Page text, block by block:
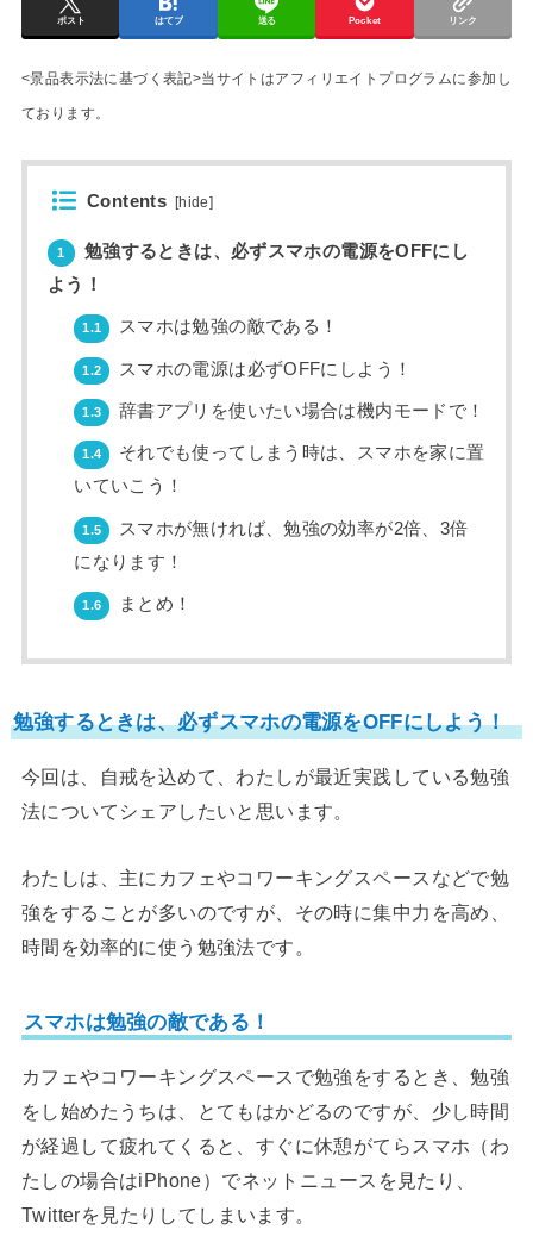
ポスト はてブ 送る Pocket リンク
<景品表示法に基づく表記>当サイトはアフィリエイトプログラムに参加し
ております。
Contents [hide]
1
勉強するときは、必ずスマホの電源をOFFにし
よう！
1.1 スマホは勉強の敵である！
1.2 スマホの電源は必ずOFFにしよう！
1.3 辞書アプリを使いたい場合は機内モードで！
1.4
それでも使ってしまう時は、スマホを家に置
いていこう！
1.5
スマホが無ければ、勉強の効率が2倍、3倍
になります！
1.6 まとめ！
勉強するときは、必ずスマホの電源をOFFにしよう！
今回は、自戒を込めて、わたしが最近実践している勉強
法についてシェアしたいと思います。
わたしは、主にカフェやコワーキングスペースなどで勉
強をすることが多いのですが、その時に集中力を高め、
時間を効率的に使う勉強法です。
スマホは勉強の敵である！
カフェやコワーキングスペースで勉強をするとき、勉強
をし始めたうちは、とてもはかどるのですが、少し時間
が経過して疲れてくると、すぐに休憩がてらスマホ（わ
たしの場合はiPhone）でネットニュースを見たり、
Twitterを見たりしてしまいます。